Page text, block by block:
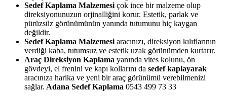
Sedef Kaplama Malzemesi çok ince bir malzeme olup
direksiyonunuzun orjinalliğini korur. Estetik, parlak ve
pürüzsüz görünümünün yanında tutumunu hiç kaygan
değildir.
Sedef Kaplama Malzemesi aracınızı, direksiyon kılıflarının
verdiği kaba, tutumsuz ve estetik uzak görünümden kurtarır.
Araç Direksiyon Kaplama yanında vites kolunu, ön
gövdeyi, el frenini ve kapı kollarını da sedef kaplayarak
aracınıza harika ve yeni bir araç görünümü verebilmenizi
sağlar. Adana Sedef Kaplama 0543 499 73 33